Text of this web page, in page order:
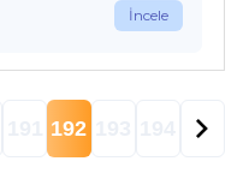
İncele
192